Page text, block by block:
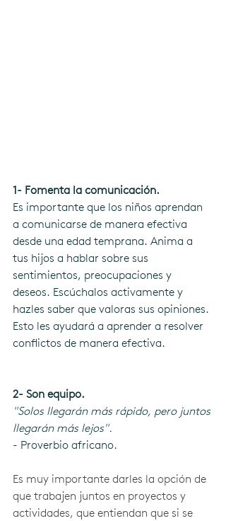
1- Fomenta la comunicación.
Es importante que los niños aprendan
a comunicarse de manera efectiva
desde una edad temprana. Anima a
tus hijos a hablar sobre sus
sentimientos, preocupaciones y
deseos. Escúchalos activamente y
hazles saber que valoras sus opiniones.
Esto les ayudará a aprender a resolver
conflictos de manera efectiva.
2- Son equipo.
"Solos llegarán más rápido, pero juntos
llegarán más lejos".
- Proverbio africano.
Es muy importante darles la opción de
que trabajen juntos en proyectos y
actividades, que entiendan que si se